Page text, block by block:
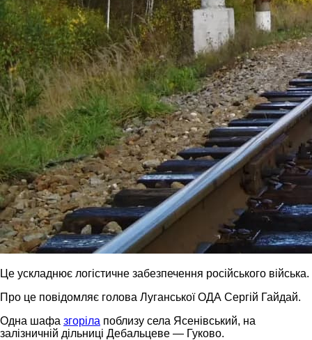
Це ускладнює логістичне забезпечення російського війська.
Про це повідомляє голова Луганської ОДА Сергій Гайдай.
Одна шафа згоріла поблизу села Ясенівський, на
залізничній дільниці Дебальцеве — Гуково.